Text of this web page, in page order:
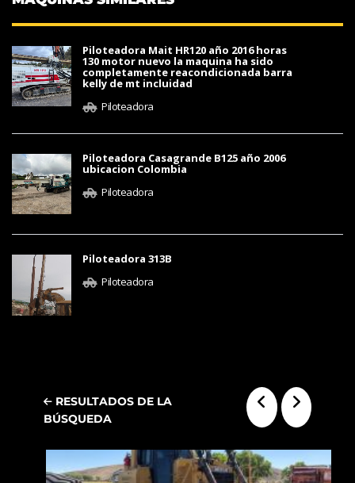
Piloteadora Mait HR120 año 2016 horas
130 motor nuevo la maquina ha sido
completamente reacondicionada barra
kelly de mt incluidad
Piloteadora
Piloteadora Casagrande B125 año 2006
ubicacion Colombia
Piloteadora
Piloteadora 313B
Piloteadora
RESULTADOS DE LA
BÚSQUEDA